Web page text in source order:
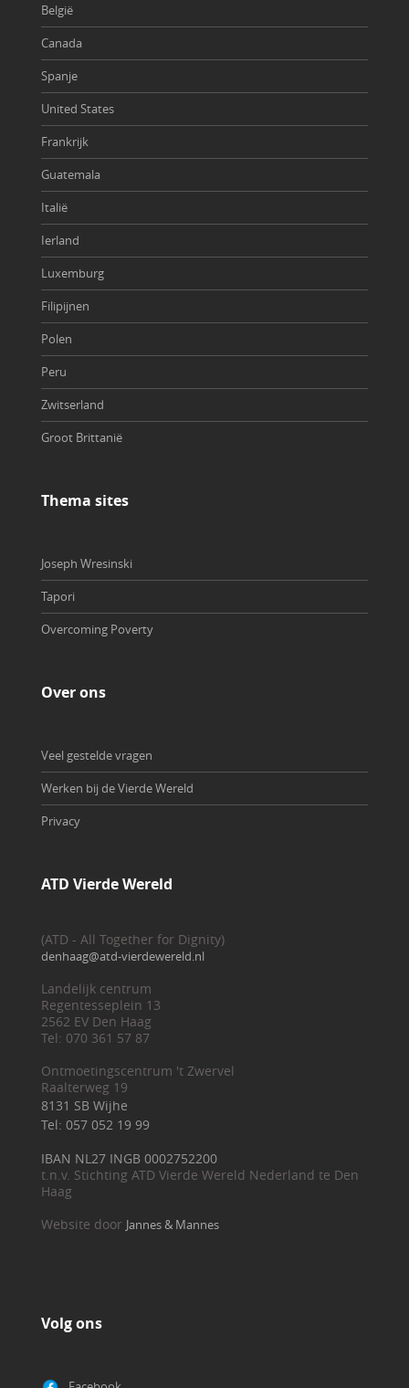
België
Canada
Spanje
United States
Frankrijk
Guatemala
Italië
Ierland
Luxemburg
Filipijnen
Polen
Peru
Zwitserland
Groot Brittanië
Thema sites
Joseph Wresinski
Tapori
Overcoming Poverty
Over ons
Veel gestelde vragen
Werken bij de Vierde Wereld
Privacy
ATD Vierde Wereld
(ATD - All Together for Dignity)
denhaag@atd-vierdewereld.nl
Landelijk centrum
Regentesseplein 13
2562 EV Den Haag
Tel: 070 361 57 87
Ontmoetingscentrum 't Zwervel
Raalterweg 19
8131 SB Wijhe
Tel: 057 052 19 99
IBAN NL27 INGB 0002752200
t.n.v. Stichting ATD Vierde Wereld Nederland te Den
Haag
Website door Jannes & Mannes
Volg ons